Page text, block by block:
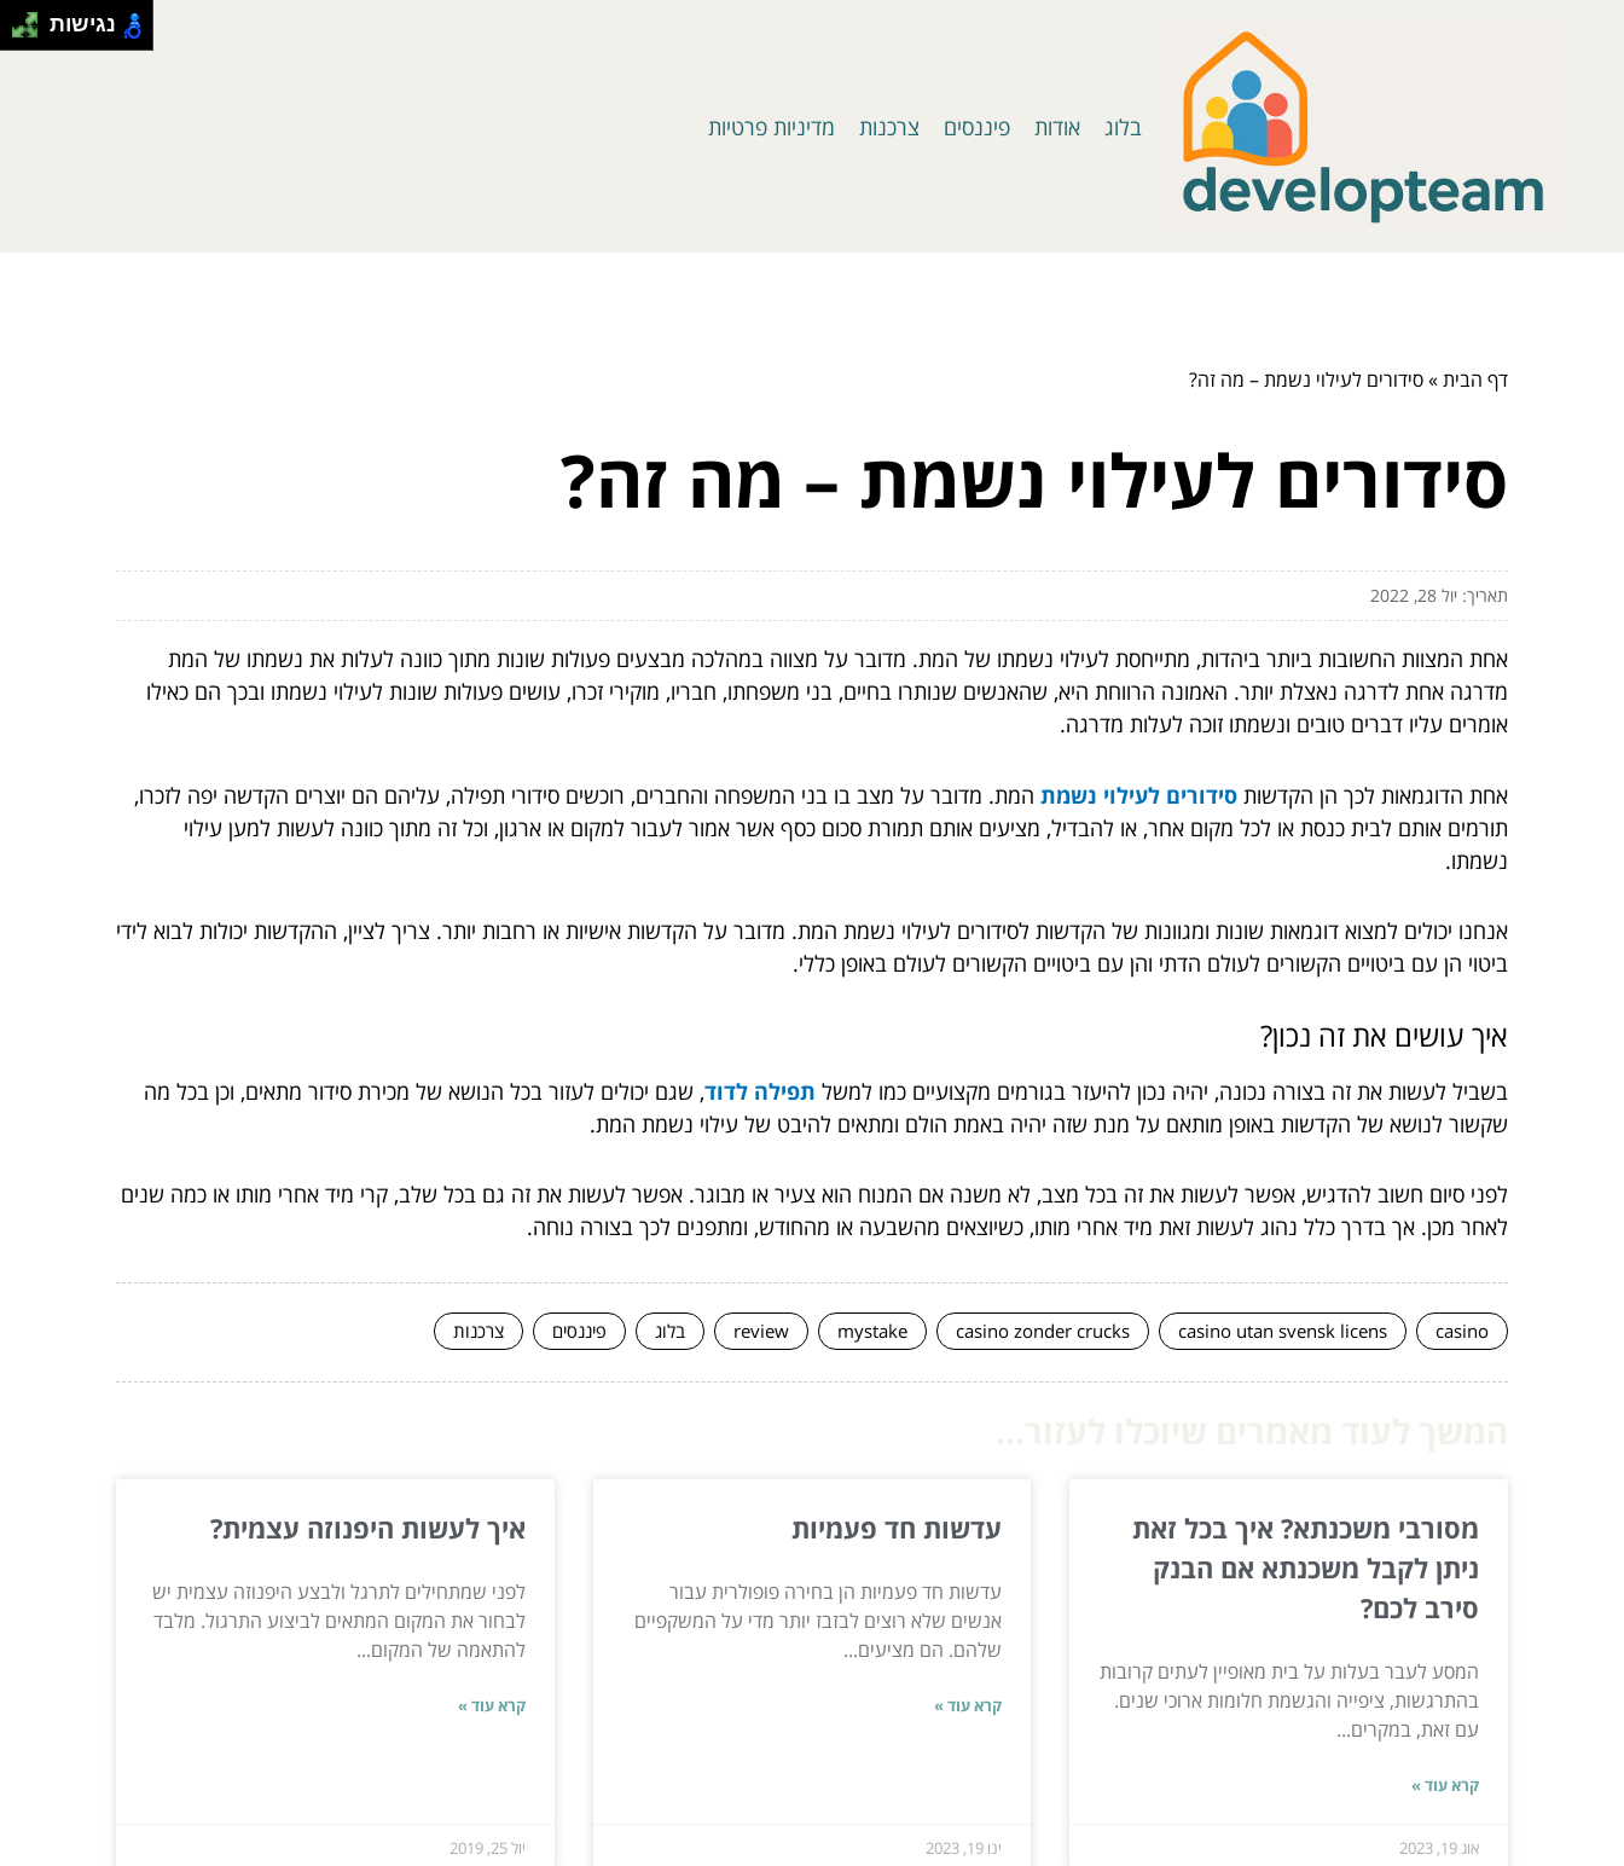
בלוג אודות פיננסים צרכנות מדיניות פרטיות
דף הבית»סידורים לעילוי נשמת – מה זה?
סידורים לעילוי נשמת – מה זה?
תאריך: יול 28, 2022
אחת המצוות החשובות ביותר ביהדות, מתייחסת לעילוי נשמתו של המת. מדובר על מצווה במהלכה מבצעים פעולות שונות מתוך כוונה לעלות את נשמתו של המת
מדרגה אחת לדרגה נאצלת יותר. האמונה הרווחת היא, שהאנשים שנותרו בחיים, בני משפחתו, חבריו, מוקירי זכרו, עושים פעולות שונות לעילוי נשמתו ובכך הם כאילו
אומרים עליו דברים טובים ונשמתו זוכה לעלות מדרגה.
אחת הדוגמאות לכך הן הקדשות סידורים לעילוי נשמת המת. מדובר על מצב בו בני המשפחה והחברים, רוכשים סידורי תפילה, עליהם הם יוצרים הקדשה יפה לזכרו,
תורמים אותם לבית כנסת או לכל מקום אחר, או להבדיל, מציעים אותם תמורת סכום כסף אשר אמור לעבור למקום או ארגון, וכל זה מתוך כוונה לעשות למען עילוי
נשמתו.
אנחנו יכולים למצוא דוגמאות שונות ומגוונות של הקדשות לסידורים לעילוי נשמת המת. מדובר על הקדשות אישיות או רחבות יותר. צריך לציין, ההקדשות יכולות לבוא לידי
ביטוי הן עם ביטויים הקשורים לעולם הדתי והן עם ביטויים הקשורים לעולם באופן כללי.
איך עושים את זה נכון?
בשביל לעשות את זה בצורה נכונה, יהיה נכון להיעזר בגורמים מקצועיים כמו למשל תפילה לדוד, שגם יכולים לעזור בכל הנושא של מכירת סידור מתאים, וכן בכל מה
שקשור לנושא של הקדשות באופן מותאם על מנת שזה יהיה באמת הולם ומתאים להיבט של עילוי נשמת המת.
לפני סיום חשוב להדגיש, אפשר לעשות את זה בכל מצב, לא משנה אם המנוח הוא צעיר או מבוגר. אפשר לעשות את זה גם בכל שלב, קרי מיד אחרי מותו או כמה שנים
לאחר מכן. אך בדרך כלל נהוג לעשות זאת מיד אחרי מותו, כשיוצאים מהשבעה או מהחודש, ומתפנים לכך בצורה נוחה.
casino
casino utan svensk licens
casino zonder crucks
mystake
review בלוג פיננסים צרכנות
מסורבי משכנתא? איך בכל זאת
ניתן לקבל משכנתא אם הבנק
סירב לכם?
המסע לעבר בעלות על בית מאופיין לעתים קרובות
בהתרגשות, ציפייה והגשמת חלומות ארוכי שנים.
עם זאת, במקרים...
קרא עוד »
אוג 19, 2023
עדשות חד פעמיות
עדשות חד פעמיות הן בחירה פופולרית עבור
אנשים שלא רוצים לבזבז יותר מדי על המשקפיים
שלהם. הם מציעים...
קרא עוד »
ינו 19, 2023
איך לעשות היפנוזה עצמית?
לפני שמתחילים לתרגל ולבצע היפנוזה עצמית יש
לבחור את המקום המתאים לביצוע התרגול. מלבד
להתאמה של המקום...
קרא עוד »
יול 25, 2019
נגישות